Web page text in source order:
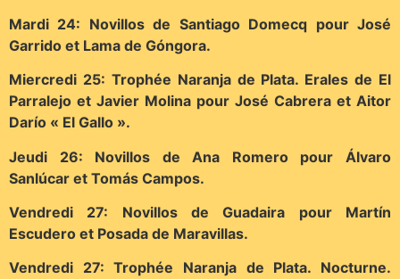
Mardi 24: Novillos de Santiago Domecq pour José
Garrido et Lama de Góngora.
Miercredi 25: Trophée Naranja de Plata. Erales de El
Parralejo et Javier Molina pour José Cabrera et Aitor
Darío « El Gallo ».
Jeudi 26: Novillos de Ana Romero pour Álvaro
Sanlúcar et Tomás Campos.
Vendredi 27: Novillos de Guadaira pour Martín
Escudero et Posada de Maravillas.
Vendredi 27: Trophée Naranja de Plata. Nocturne.